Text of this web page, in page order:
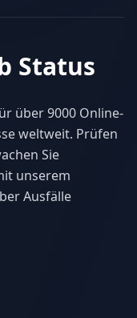
Status
über 9000 Online-
weltweit. Prüfen
Sie
unserem
Ausfälle